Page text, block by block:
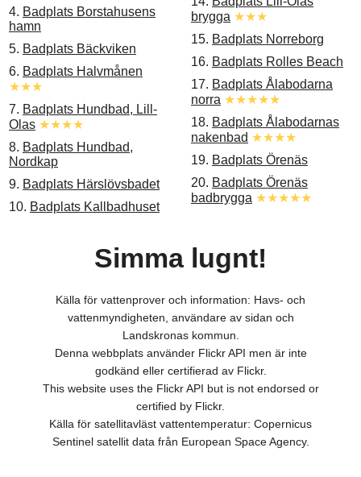
4. Badplats Borstahusens
hamn
5. Badplats Bäckviken
6. Badplats Halvmånen
★★★
7. Badplats Hundbad, Lill-
Olas ★★★★
8. Badplats Hundbad,
Nordkap
9. Badplats Härslövsbadet
10. Badplats Kallbadhuset
brygga ★★★
15. Badplats Norreborg
16. Badplats Rolles Beach
17. Badplats Ålabodarna
norra ★★★★★
18. Badplats Ålabodarnas
nakenbad ★★★★
19. Badplats Örenäs
20. Badplats Örenäs
badbrygga ★★★★★
Simma lugnt!
Källa för vattenprover och information: Havs- och
vattenmyndigheten, användare av sidan och
Landskronas kommun.
Denna webbplats använder Flickr API men är inte
godkänd eller certifierad av Flickr.
This website uses the Flickr API but is not endorsed or
certified by Flickr.
Källa för satellitavläst vattentemperatur: Copernicus
Sentinel satellit data från European Space Agency.